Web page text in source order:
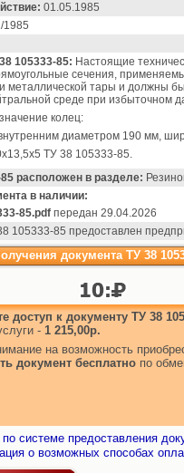
01.05.1985
1985
105333-85: Настоящие
сечения,
металлической тары и должны
среде при избыточном
колец:
диаметром 190 мм,
ТУ 38 105333-85.
расположен в разделе:
в наличии:
85.pdf передан 29.04.2026
105333-85 предоставлен
документа ТУ 38
доступ к документу ТУ 38
- 1 215,00р.
на возможность
документ бесплатно по
системе предоставления
о возможных способах